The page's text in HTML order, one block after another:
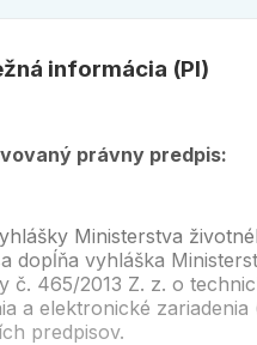
informácia (PI)
právny predpis:
Ministerstva
dopĺňa vyhláška
č. 465/2013 Z. z. o
a elektronické
predpisov.